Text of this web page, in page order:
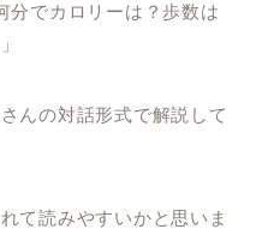
分でカロリーは？歩数は
んの対話形式で解説して
て読みやすいかと思いま